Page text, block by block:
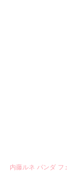
内藤ルネ パンダ フ